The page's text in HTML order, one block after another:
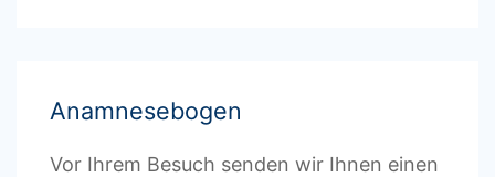
Anamnesebogen
Vor Ihrem Besuch senden wir Ihnen einen